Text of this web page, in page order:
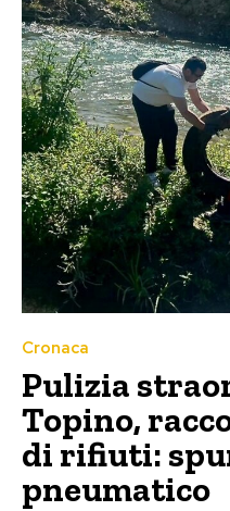
Cronaca
Pulizia
Topino,
di rifiuti:
pneumatico